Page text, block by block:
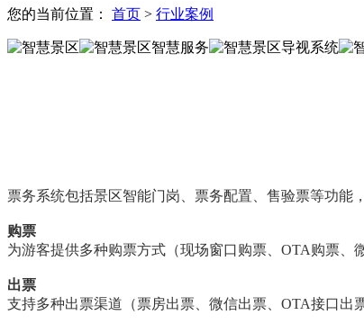
您的当前位置： 首页 > 行业案例
票务系统包括景区智能门岗、票务配置、售验票等功能
购票
为游客提供多种购票方式（现场窗口购票、OTA购票、
出票
支持多种出票渠道（票房出票、微信出票、OTA接口出